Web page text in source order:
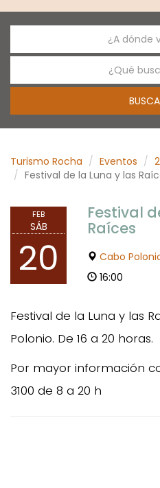
¿A dónde
¿Qué
Turismo Rocha Eventos
Festival de la Luna y las
FEB
SÁB
20
Festival
Raíces
Cabo
16:00
Festival de la Luna y las
Polonio. De 16 a 20 horas.
Por mayor información
3100 de 8 a 20 h